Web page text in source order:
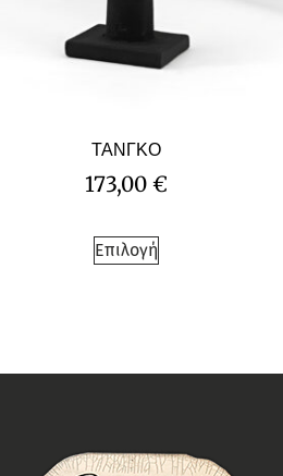
ΤΑΝΓΚΟ
173,00 €
Επιλογή